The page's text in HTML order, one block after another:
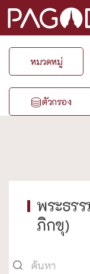
หมวดหมู่
ตัวกรอง
พระธร
ภิกขุ)